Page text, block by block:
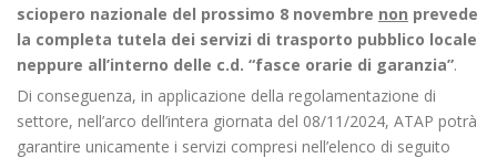
sciopero nazionale del prossimo 8 novembre non prevede
la completa tutela dei servizi di trasporto pubblico locale
neppure all’interno delle c.d. “fasce orarie di garanzia”.
Di conseguenza, in applicazione della regolamentazione di
settore, nell’arco dell’intera giornata del 08/11/2024, ATAP potrà
garantire unicamente i servizi compresi nell’elenco di seguito